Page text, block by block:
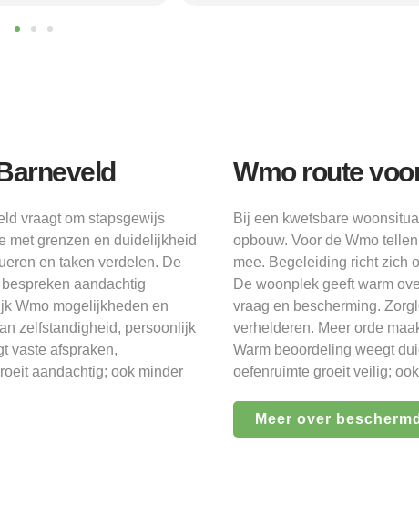
vraagt om stapsgewijs
met grenzen en duidelijkheid
en taken verdelen. De
aandachtig
Wmo mogelijkheden en
zelfstandigheid, persoonlijk
vaste afspraken,
aandachtig; ook minder
Wmo route
Bij een kwetsbare
opbouw. Voor de Wmo
mee. Begeleiding richt zich
De woonplek geeft warm
vraag en bescherming.
verhelderen. Meer orde
Warm beoordeling weegt
oefenruimte groeit veilig;
Meer over